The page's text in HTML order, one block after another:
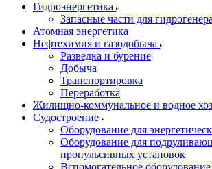
Гидроэнергетика
Запасные части для
Атомная энергетика
Нефтехимия и газодобыча
Разведка и бурение
Добыча
Транспортировка
Переработка
Жилищно-коммунальное и водное
Судостроение
Оборудование для
Оборудование для
пропульсивных установок
Вспомогательное оборудование